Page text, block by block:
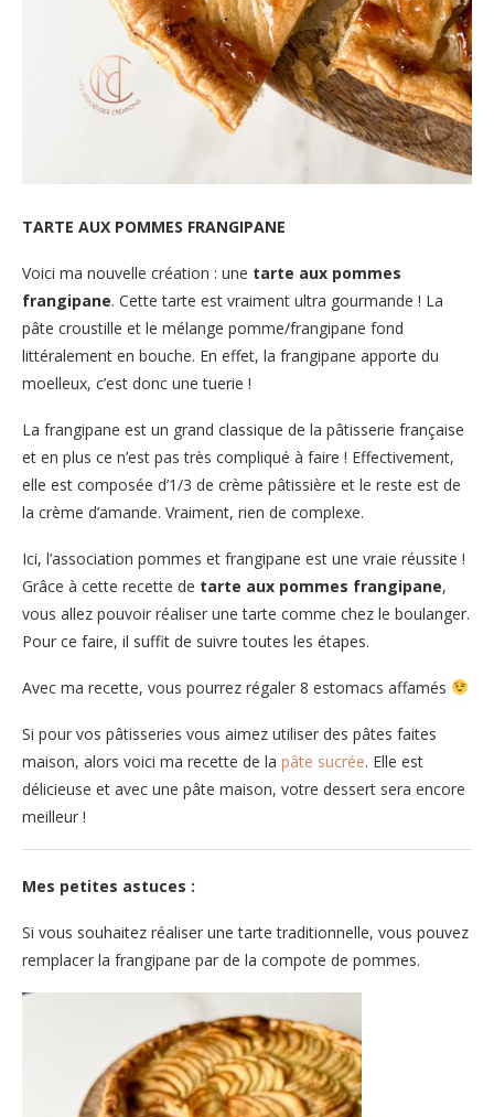
TARTE AUX POMMES FRANGIPANE
Voici ma nouvelle création : une tarte aux pommes
frangipane. Cette tarte est vraiment ultra gourmande ! La
pâte croustille et le mélange pomme/frangipane fond
littéralement en bouche. En effet, la frangipane apporte du
moelleux, c’est donc une tuerie !
La frangipane est un grand classique de la pâtisserie française
et en plus ce n’est pas très compliqué à faire ! Effectivement,
elle est composée d’1/3 de crème pâtissière et le reste est de
la crème d’amande. Vraiment, rien de complexe.
Ici, l’association pommes et frangipane est une vraie réussite !
Grâce à cette recette de tarte aux pommes frangipane,
vous allez pouvoir réaliser une tarte comme chez le boulanger.
Pour ce faire, il suffit de suivre toutes les étapes.
Avec ma recette, vous pourrez régaler 8 estomacs affamés
Si pour vos pâtisseries vous aimez utiliser des pâtes faites
maison, alors voici ma recette de la pâte sucrée. Elle est
délicieuse et avec une pâte maison, votre dessert sera encore
meilleur !
Mes petites astuces :
Si vous souhaitez réaliser une tarte traditionnelle, vous pouvez
remplacer la frangipane par de la compote de pommes.